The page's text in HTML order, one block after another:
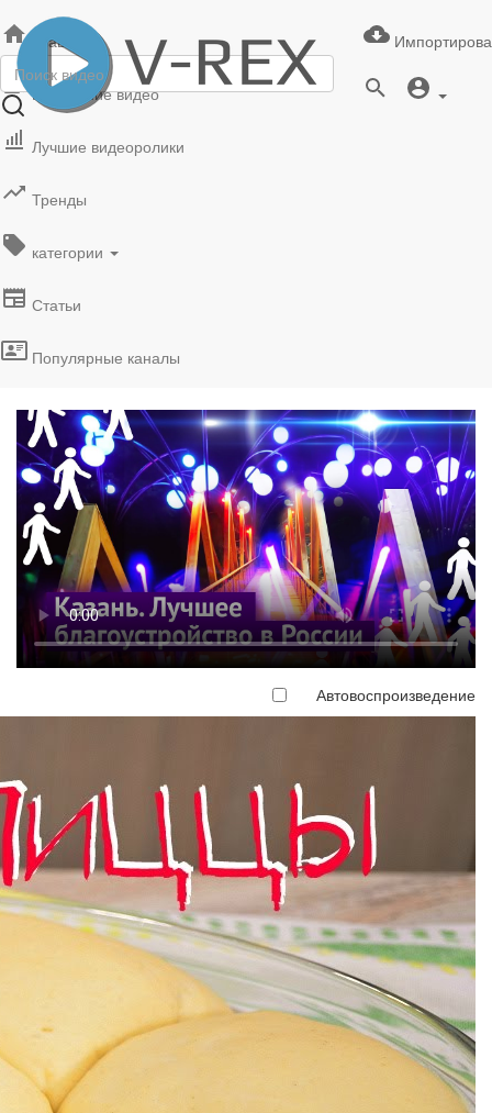
Главная
Последние видео
Лучшие видеоролики
Тренды
категории
Статьи
Популярные каналы
Автовоспроизведение